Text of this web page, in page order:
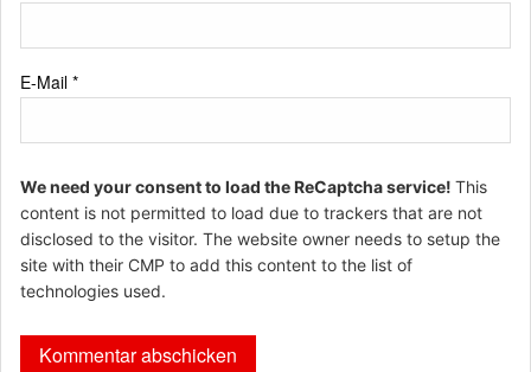
E-Mail *
We need your consent to load the ReCaptcha service! This
content is not permitted to load due to trackers that are not
disclosed to the visitor. The website owner needs to setup the
site with their CMP to add this content to the list of
technologies used.